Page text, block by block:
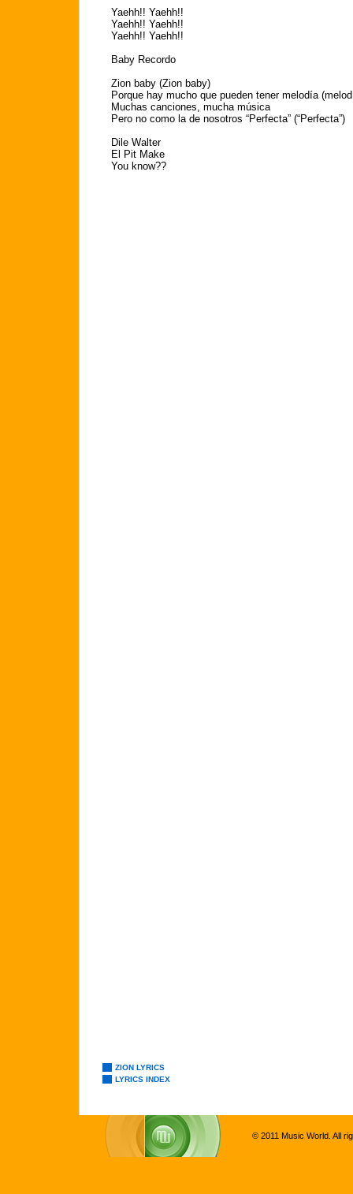
Yaehh!! Yaehh!!
Yaehh!! Yaehh!!
Yaehh!! Yaehh!!
Baby Recordo
Zion baby (Zion baby)
Porque hay mucho que pueden tener melodía
Muchas canciones, mucha música
Pero no como la de nosotros “Perfecta” (“Perfecta”)
Dile Walter
El Pit Make
You know??
ZION LYRICS
LYRICS INDEX
© 2011 Music World. All